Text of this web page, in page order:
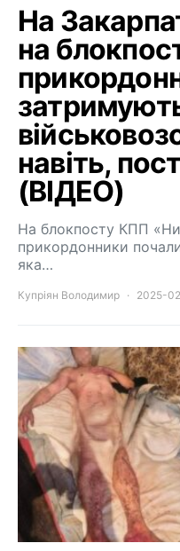
На
на
навіть,
(ВІДЕО)
На блокпосту КПП
прикордонники
яка…
Купріян Володимир 2025-